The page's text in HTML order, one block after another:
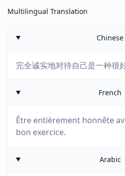
Multilingual Translation
Chinese
完全诚实地对待自己是一种很
French
Être entièrement honnête
bon exercice.
Arabic